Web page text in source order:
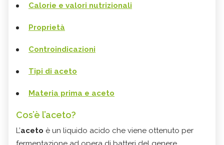
Calorie e valori nutrizionali
Proprietà
Controindicazioni
Tipi di aceto
Materia prima e aceto
Cos’è l’aceto?
L’aceto è un liquido acido che viene ottenuto per